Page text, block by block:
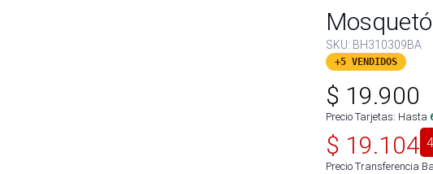
SKU: BH310309BA
+5 VENDIDOS
$ 19.900
Precio Tarjetas: Hasta
$ 19.104 4
Precio Transferencia